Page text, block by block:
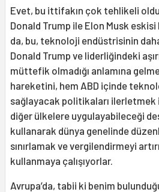
Evet, bu ittifakın çok tehlikeli
Donald Trump ile Elon Musk
da, bu, teknoloji endüstrisinin
Donald Trump ve liderliğindeki
müttefik olmadığı anlamına
hareketini, hem ABD içinde
sağlayacak politikaları ilerletmek
diğer ülkelere uygulayabileceği
kullanarak dünya genelinde
sınırlamak ve vergilendirmeyi
kullanmaya çalışıyorlar.
Avrupa’da, tabii ki benim